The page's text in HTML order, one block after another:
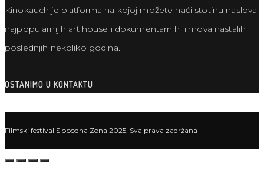
Kinokauch je platforma na kojoj možete naći stotinu naslova
najpopularnijih art house i dokumentarnih filmova nastalih
poslednjih nekoliko godina.
OSTANIMO U KONTAKTU
Filmski festival Slobodna Zona 2025. Sva prava zadržana